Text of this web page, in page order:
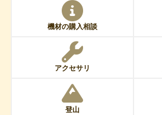
機材の購入相談
アクセサリ
登山